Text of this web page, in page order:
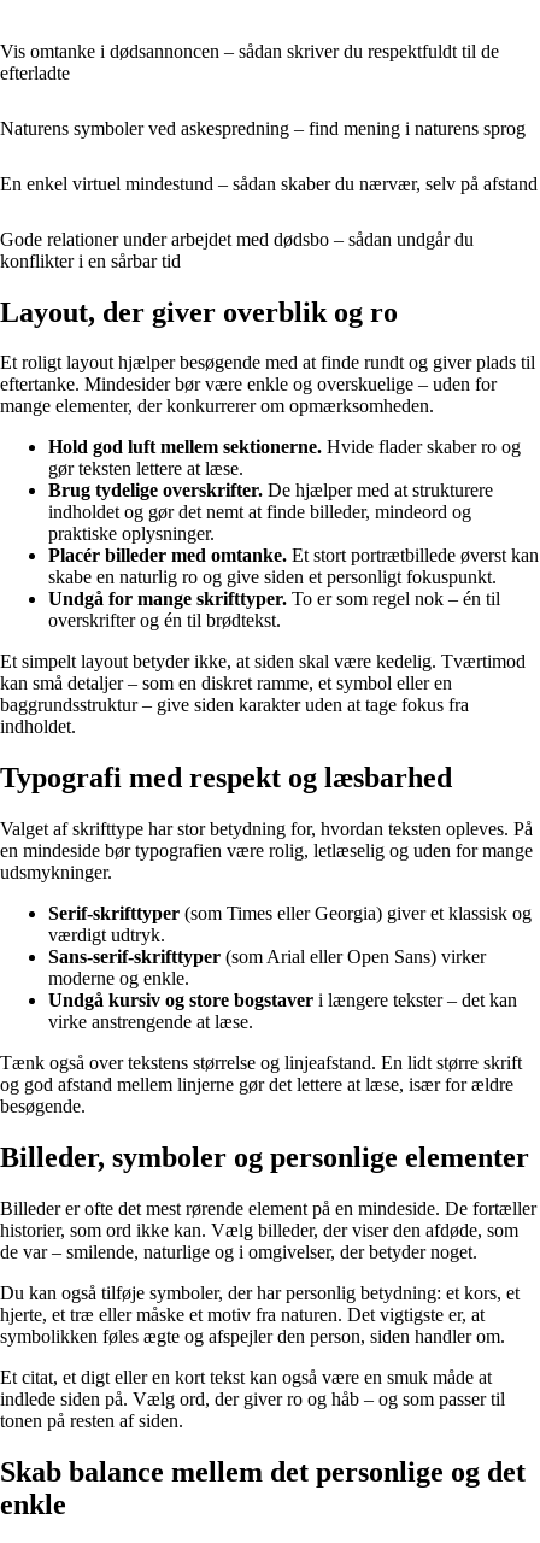
Vis omtanke i dødsannoncen – sådan skriver du respektfuldt til de
efterladte
Naturens symboler ved askespredning – find mening i naturens sprog
En enkel virtuel mindestund – sådan skaber du nærvær, selv på afstand
Gode relationer under arbejdet med dødsbo – sådan undgår du
konflikter i en sårbar tid
Layout, der giver overblik og ro
Et roligt layout hjælper besøgende med at finde rundt og giver plads til
eftertanke. Mindesider bør være enkle og overskuelige – uden for
mange elementer, der konkurrerer om opmærksomheden.
Hold god luft mellem sektionerne. Hvide flader skaber ro og
gør teksten lettere at læse.
Brug tydelige overskrifter. De hjælper med at strukturere
indholdet og gør det nemt at finde billeder, mindeord og
praktiske oplysninger.
Placér billeder med omtanke. Et stort portrætbillede øverst kan
skabe en naturlig ro og give siden et personligt fokuspunkt.
Undgå for mange skrifttyper. To er som regel nok – én til
overskrifter og én til brødtekst.
Et simpelt layout betyder ikke, at siden skal være kedelig. Tværtimod
kan små detaljer – som en diskret ramme, et symbol eller en
baggrundsstruktur – give siden karakter uden at tage fokus fra
indholdet.
Typografi med respekt og læsbarhed
Valget af skrifttype har stor betydning for, hvordan teksten opleves. På
en mindeside bør typografien være rolig, letlæselig og uden for mange
udsmykninger.
Serif-skrifttyper (som Times eller Georgia) giver et klassisk og
værdigt udtryk.
Sans-serif-skrifttyper (som Arial eller Open Sans) virker
moderne og enkle.
Undgå kursiv og store bogstaver i længere tekster – det kan
virke anstrengende at læse.
Tænk også over tekstens størrelse og linjeafstand. En lidt større skrift
og god afstand mellem linjerne gør det lettere at læse, især for ældre
besøgende.
Billeder, symboler og personlige elementer
Billeder er ofte det mest rørende element på en mindeside. De fortæller
historier, som ord ikke kan. Vælg billeder, der viser den afdøde, som
de var – smilende, naturlige og i omgivelser, der betyder noget.
Du kan også tilføje symboler, der har personlig betydning: et kors, et
hjerte, et træ eller måske et motiv fra naturen. Det vigtigste er, at
symbolikken føles ægte og afspejler den person, siden handler om.
Et citat, et digt eller en kort tekst kan også være en smuk måde at
indlede siden på. Vælg ord, der giver ro og håb – og som passer til
tonen på resten af siden.
Skab balance mellem det personlige og det
enkle